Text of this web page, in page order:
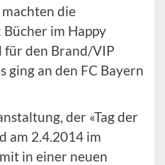
die
Bücher im Happy
für den Brand/VIP
ging an den FC Bayern
der «Tag der
am 2.4.2014 im
in einer neuen